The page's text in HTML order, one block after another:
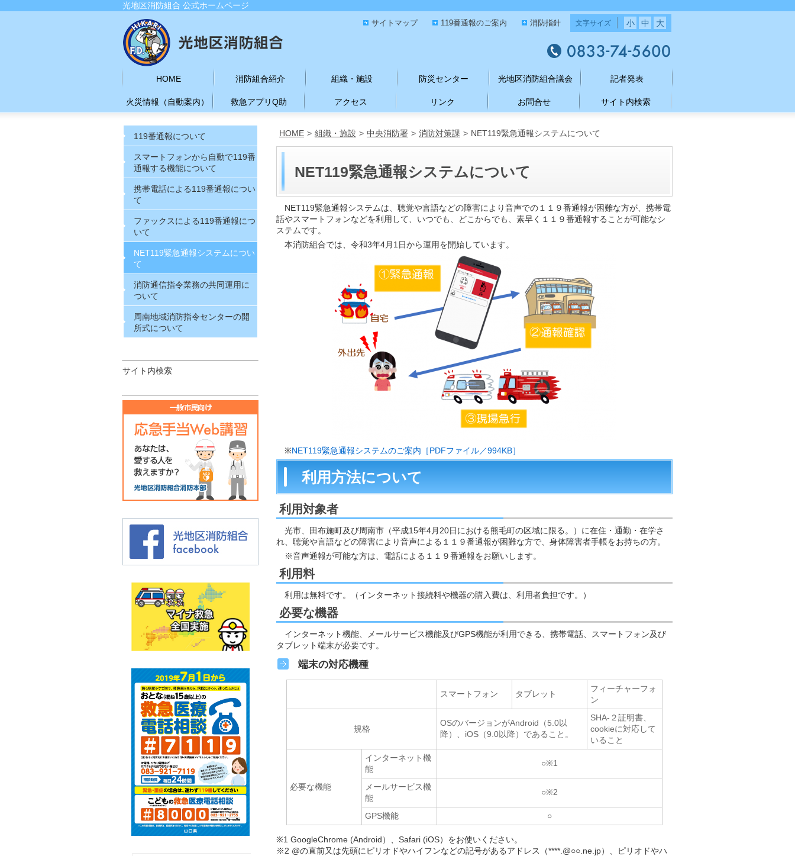
光地区消防組合 公式ホームページ
文字サイズ 小 中 大
消防指針
119番通報のご案内
サイトマップ
HOME 消防組合紹介 組織・施設 防災センター 光地区消防組合議会 記者発表
火災情報（自動案内） 救急アプリQ助 アクセス リンク お問合せ サイト内検索
119番通報について
スマートフォンから自動で119番
通報する機能について
携帯電話による119番通報につい
て
ファックスによる119番通報につ
いて
NET119緊急通報システムについ
て
消防通信指令業務の共同運用に
ついて
周南地域消防指令センターの開
所式について
サイト内検索
HOME > 組織・施設 > 中央消防署 > 消防対策課 > NET119緊急通報システムについて
NET119緊急通報システムについて
NET119緊急通報システムは、聴覚や言語などの障害により音声での１１９番通報が困難な方が、携帯電
話やスマートフォンなどを利用して、いつでも、どこからでも、素早く１１９番通報することが可能なシ
ステムです。
本消防組合では、令和3年4月1日から運用を開始しています。
※NET119緊急通報システムのご案内［PDFファイル／994KB］
利用方法について
利用対象者
光市、田布施町及び周南市（平成15年4月20日における熊毛町の区域に限る。）に在住・通勤・在学さ
れ、聴覚や言語などの障害により音声による１１９番通報が困難な方で、身体障害者手帳をお持ちの方。
※音声通報が可能な方は、電話による１１９番通報をお願いします。
利用料
利用は無料です。（インターネット接続料や機器の購入費は、利用者負担です。）
必要な機器
インターネット機能、メールサービス機能及びGPS機能が利用できる、携帯電話、スマートフォン及び
タブレット端末が必要です。
端末の対応機種
スマートフォン タブレット
フィーチャーフォ
ン
規格
OSのバージョンがAndroid（5.0以
降）、iOS（9.0以降）であること。
SHA-２証明書、
cookieに対応して
いること
必要な機能
インターネット機
能
○※1
メールサービス機
能
○※2
GPS機能 ○
※1 GoogleChrome (Android）、Safari (iOS）をお使いください。
※2 @の直前又は先頭にピリオドやハイフンなどの記号があるアドレス（****.@○○.ne.jp）、ピリオドやハ